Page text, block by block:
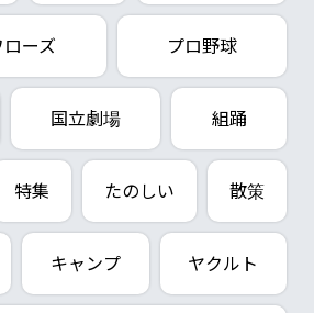
ーズ プロ野球
国立劇場 組踊
特集 たのしい 散策
キャンプ ヤクルト